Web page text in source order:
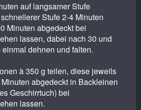
auf langsamer Stufe
Stufe 2-4 Minuten
Minuten abgedeckt bei
lassen, dabei nach 30 und
dehnen und falten.
à 350 g teilen, diese jeweils
abgedeckt in Backleinen
Geschirrtuch) bei
lassen.